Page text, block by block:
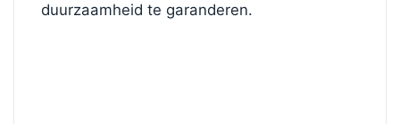
duurzaamheid te garanderen.